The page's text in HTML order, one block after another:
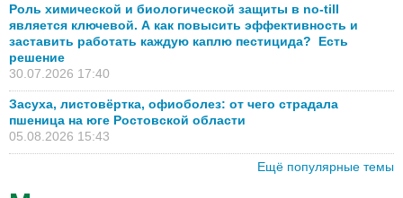
Роль химической и биологической защиты в no-till
является ключевой. А как повысить эффективность и
заставить работать каждую каплю пестицида? Есть
решение
30.07.2026 17:40
Засуха, листовёртка, офиоболез: от чего страдала
пшеница на юге Ростовской области
05.08.2026 15:43
Ещё популярные темы